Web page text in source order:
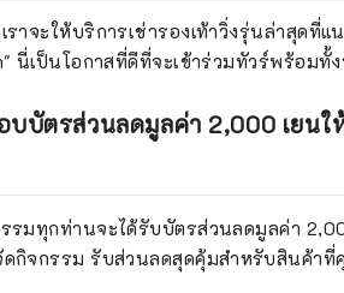
ราจะให้บริการเช่ารองเท้าวิ่งรุ่นล่าสุด
นี่เป็นโอกาสที่ดีที่จะเข้าร่วมทัวร์พร้อม
บบัตรส่วนลดมูลค่า 2,000 เยน
รมทุกท่านจะได้รับบัตรส่วนลดมูลค่า
ดกิจกรรม รับส่วนลดสุดคุ้มสำหรับสินค้า